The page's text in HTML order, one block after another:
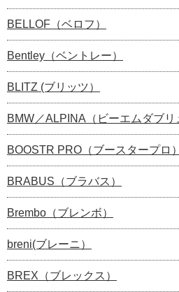
BELLOF（ベロフ）
Bentley（ベントレー）
BLITZ (ブリッツ）
BMW／ALPINA（ビーエムダブリ
BOOSTR PRO（ブースタープロ）
BRABUS（ブラバス）
Brembo（ブレンボ）
breni(ブレーニ）
BREX（ブレックス）